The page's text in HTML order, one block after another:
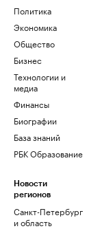
Политика
Экономика
Общество
Бизнес
Технологии и
медиа
Финансы
Биографии
База знаний
РБК Образование
Новости
регионов
Санкт-Петербург
и область